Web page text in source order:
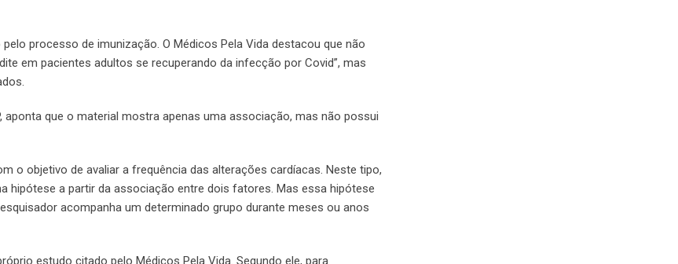
processo de imunização. O Médicos Pela Vida destacou que não
em pacientes adultos se recuperando da infecção por Covid”, mas
aponta que o material mostra apenas uma associação, mas não possui
o objetivo de avaliar a frequência das alterações cardíacas. Neste tipo,
hipótese a partir da associação entre dois fatores. Mas essa hipótese
acompanha um determinado grupo durante meses ou anos
estudo citado pelo Médicos Pela Vida. Segundo ele, para